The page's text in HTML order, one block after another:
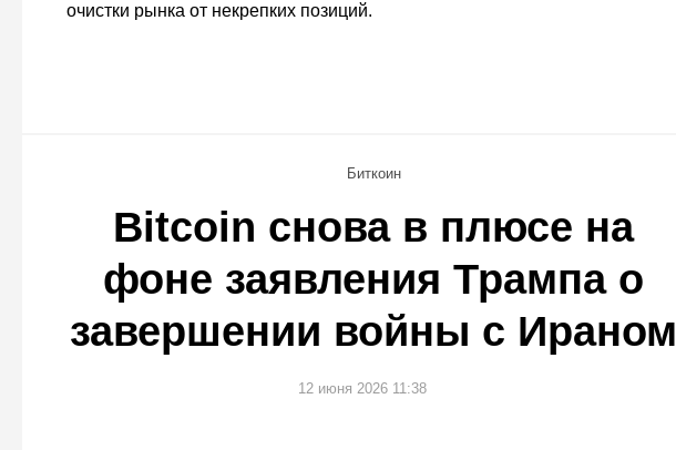
очистки рынка от некрепких позиций.
Биткоин
Bitcoin снова в плюсе на
фоне заявления Трампа о
завершении войны с Ираном
12 июня 2026 11:38